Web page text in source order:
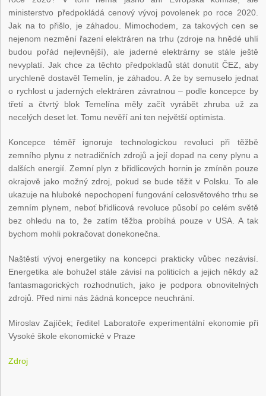
ministerstvo předpokládá cenový vývoj povolenek po roce 2020.
Jak na to přišlo, je záhadou. Mimochodem, za takových cen se
nejenom nezmění řazení elektráren na trhu (zdroje na hnědé uhlí
budou pořád nejlevnější), ale jaderné elektrárny se stále ještě
nevyplatí. Jak chce za těchto předpokladů stát donutit ČEZ, aby
urychleně dostavěl Temelín, je záhadou. A že by semuselo jednat
o rychlost u jaderných elektráren závratnou – podle koncepce by
třetí a čtvrtý blok Temelína měly začít vyrábět zhruba už za
necelých deset let. Tomu nevěří ani ten největší optimista.
Koncepce téměř ignoruje technologickou revoluci při těžbě
zemního plynu z netradičních zdrojů a její dopad na ceny plynu a
dalších energií. Zemní plyn z břidlicových hornin je zmíněn pouze
okrajově jako možný zdroj, pokud se bude těžit v Polsku. To ale
ukazuje na hluboké nepochopení fungování celosvětového trhu se
zemním plynem, neboť břidlicová revoluce působí po celém světě
bez ohledu na to, že zatím těžba probíhá pouze v USA. A tak
bychom mohli pokračovat donekonečna.
Naštěstí vývoj energetiky na koncepci prakticky vůbec nezávisí.
Energetika ale bohužel stále závisí na politicích a jejich někdy až
fantasmagorických rozhodnutích, jako je podpora obnovitelných
zdrojů. Před nimi nás žádná koncepce neuchrání.
Miroslav Zajíček; ředitel Laboratoře experimentální ekonomie při
Vysoké škole ekonomické v Praze
Zdroj